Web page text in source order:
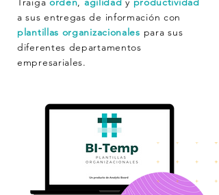
a sus entregas de información con
plantillas organizacionales para sus
diferentes departamentos
empresariales.